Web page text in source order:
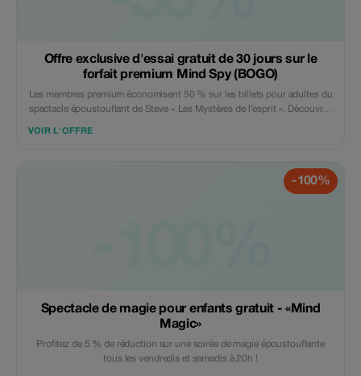
Offre exclusive d'essai gratuit de 30 jours sur le
forfait premium Mind Spy (BOGO)
Les membres premium économisent 50 % sur les billets pour adultes du
spectacle époustouflant de Steve « Les Mystères de l’esprit ». Découvrez
VOIR L'OFFRE
-100%
Spectacle de magie pour enfants gratuit - «Mind
Magic»
Profitez de 5 % de réduction sur une soirée de magie époustouflante
tous les vendredis et samedis à 20h !